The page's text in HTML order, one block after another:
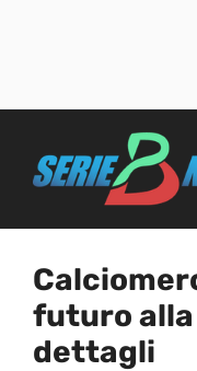
futuro
dettagli